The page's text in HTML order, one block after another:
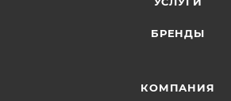
БРЕНДЫ
КОМПАНИЯ